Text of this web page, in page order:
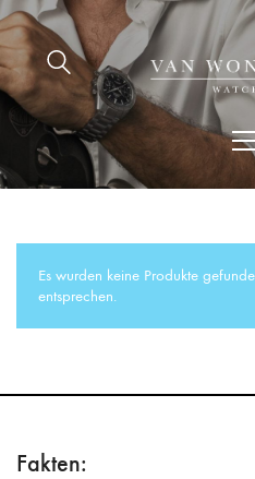
Es wurden keine Produkte
entsprechen.
Fakten: